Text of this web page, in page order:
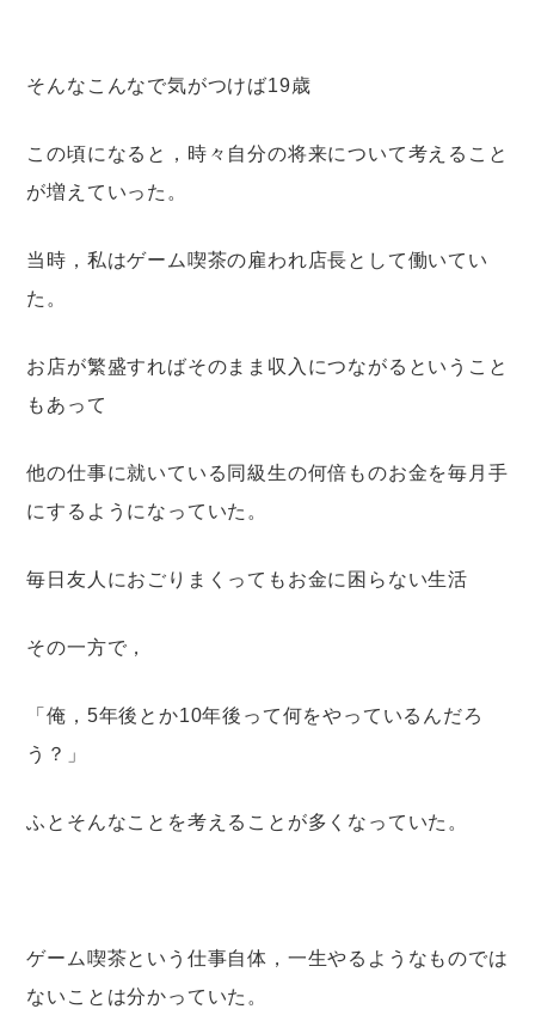
そんなこんなで気がつけば19歳
この頃になると，時々自分の将来について考えること
が増えていった。
当時，私はゲーム喫茶の雇われ店長として働いてい
た。
お店が繁盛すればそのまま収入につながるということ
もあって
他の仕事に就いている同級生の何倍ものお金を毎月手
にするようになっていた。
毎日友人におごりまくってもお金に困らない生活
その一方で，
「俺，5年後とか10年後って何をやっているんだろ
う？」
ふとそんなことを考えることが多くなっていた。
ゲーム喫茶という仕事自体，一生やるようなものでは
ないことは分かっていた。